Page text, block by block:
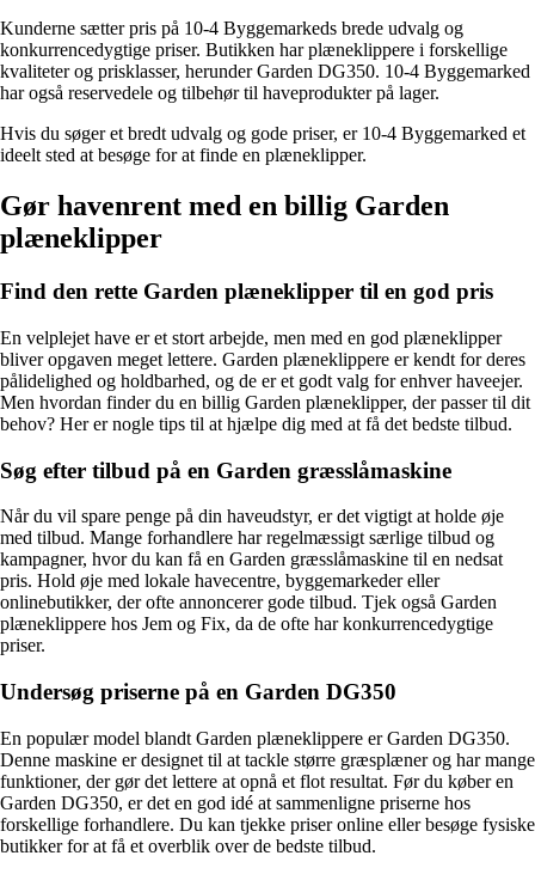
Kunderne sætter pris på 10-4 Byggemarkeds brede udvalg og
konkurrencedygtige priser. Butikken har plæneklippere i forskellige
kvaliteter og prisklasser, herunder Garden DG350. 10-4 Byggemarked
har også reservedele og tilbehør til haveprodukter på lager.
Hvis du søger et bredt udvalg og gode priser, er 10-4 Byggemarked et
ideelt sted at besøge for at finde en plæneklipper.
Gør havenrent med en billig Garden
plæneklipper
Find den rette Garden plæneklipper til en god pris
En velplejet have er et stort arbejde, men med en god plæneklipper
bliver opgaven meget lettere. Garden plæneklippere er kendt for deres
pålidelighed og holdbarhed, og de er et godt valg for enhver haveejer.
Men hvordan finder du en billig Garden plæneklipper, der passer til dit
behov? Her er nogle tips til at hjælpe dig med at få det bedste tilbud.
Søg efter tilbud på en Garden græsslåmaskine
Når du vil spare penge på din haveudstyr, er det vigtigt at holde øje
med tilbud. Mange forhandlere har regelmæssigt særlige tilbud og
kampagner, hvor du kan få en Garden græsslåmaskine til en nedsat
pris. Hold øje med lokale havecentre, byggemarkeder eller
onlinebutikker, der ofte annoncerer gode tilbud. Tjek også Garden
plæneklippere hos Jem og Fix, da de ofte har konkurrencedygtige
priser.
Undersøg priserne på en Garden DG350
En populær model blandt Garden plæneklippere er Garden DG350.
Denne maskine er designet til at tackle større græsplæner og har mange
funktioner, der gør det lettere at opnå et flot resultat. Før du køber en
Garden DG350, er det en god idé at sammenligne priserne hos
forskellige forhandlere. Du kan tjekke priser online eller besøge fysiske
butikker for at få et overblik over de bedste tilbud.